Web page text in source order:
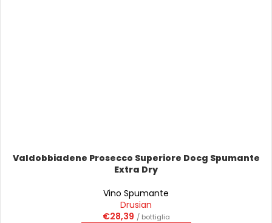
Valdobbiadene Prosecco Superiore Docg Spumante
Extra Dry
Vino Spumante
Drusian
€28,39 / bottiglia